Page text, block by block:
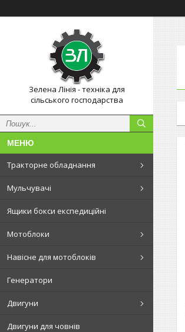
Зелена Лінія - техніка для
сільського господарства
Тракторне обладнання
Мульчувачі
Ящики бокси експедиційні
Мотоблоки
Навісне для мотоблоків
Генератори
Двигуни
Двигуни для човнів